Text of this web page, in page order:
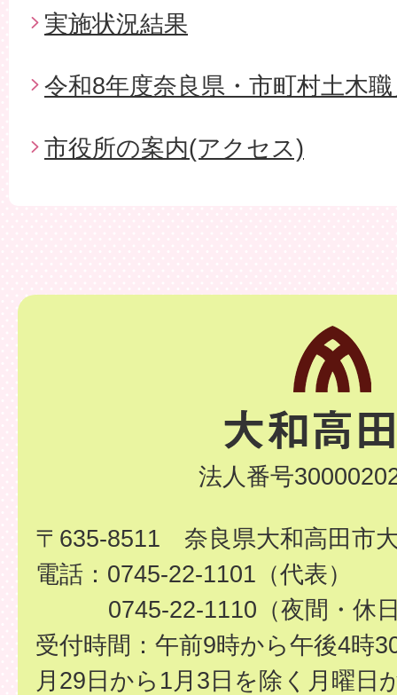
実施状況結果
令和8年度奈良県・市町村土木
市役所の案内(アクセス)
法人番号
〒635-8511 奈良県大和高田市
電話：0745-22-1101（代表）
0745-22-1110（夜間・休
受付時間：午前9時から午後4時
月29日から1月3日を除く月曜日